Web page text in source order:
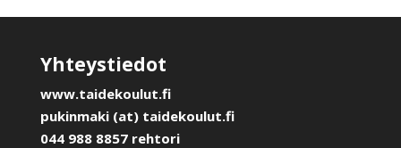
Yhteystiedot
www.taidekoulut.fi
pukinmaki (at) taidekoulut.fi
044 988 8857 rehtori